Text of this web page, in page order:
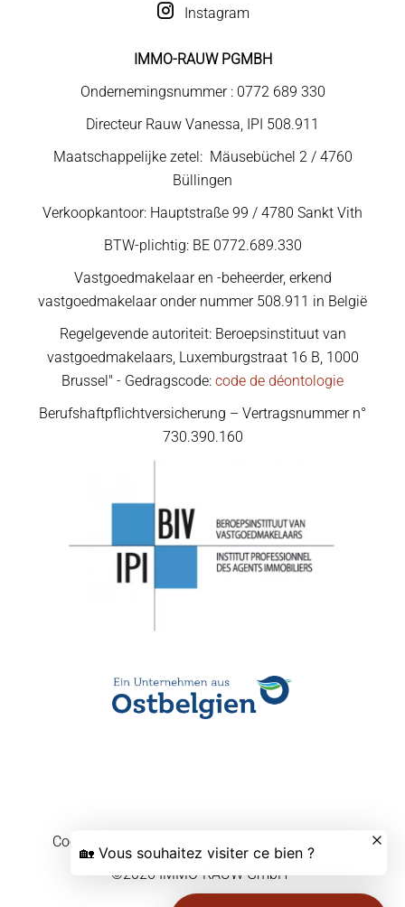
Instagram
IMMO-RAUW PGMBH
Ondernemingsnummer : 0772 689 330
Directeur Rauw Vanessa, IPI 508.911
Maatschappelijke zetel: Mäusebüchel 2 / 4760
Büllingen
Verkoopkantoor: Hauptstraße 99 / 4780 Sankt Vith
BTW-plichtig: BE 0772.689.330
Vastgoedmakelaar en -beheerder, erkend
vastgoedmakelaar onder nummer 508.911 in België
Regelgevende autoriteit: Beroepsinstituut van
vastgoedmakelaars, Luxemburgstraat 16 B, 1000
Brussel" - Gedragscode: code de déontologie
Berufshaftpflichtversicherung – Vertragsnummer n°
730.390.160
Cookievoorkeuren wijzigen
©2026 IMMO-RAUW GmbH